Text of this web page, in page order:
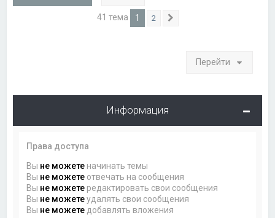
41 тема 1 2
Перейти
Информация
Права доступа
Вы не можете начинать темы
Вы не можете отвечать на сообщения
Вы не можете редактировать свои сообщения
Вы не можетеудалять свои сообщения
Вы не можете добавлять вложения